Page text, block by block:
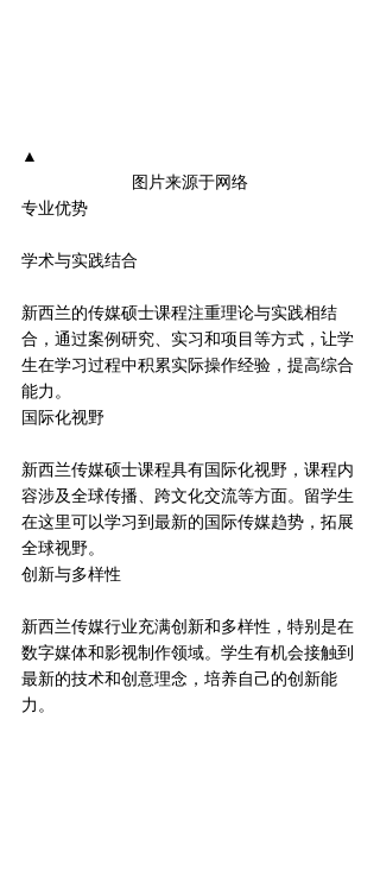
▲
图片来源于网络
专业优势
学术与实践结合
新西兰的传媒硕士课程注重理论与实践相结
合，通过案例研究、实习和项目等方式，让学
生在学习过程中积累实际操作经验，提高综合
能力。
国际化视野
新西兰传媒硕士课程具有国际化视野，课程内
容涉及全球传播、跨文化交流等方面。留学生
在这里可以学习到最新的国际传媒趋势，拓展
全球视野。
创新与多样性
新西兰传媒行业充满创新和多样性，特别是在
数字媒体和影视制作领域。学生有机会接触到
最新的技术和创意理念，培养自己的创新能
力。